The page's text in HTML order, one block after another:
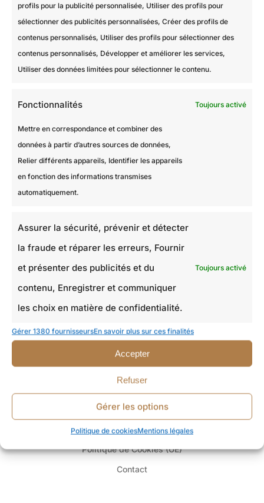
profils pour la publicité personnalisée, Utiliser des profils pour
sélectionner des publicités personnalisées, Créer des profils de
contenus personnalisés, Utiliser des profils pour sélectionner des
contenus personnalisés, Développer et améliorer les services,
Utiliser des données limitées pour sélectionner le contenu.
Fonctionnalités Toujours activé
Mettre en correspondance et combiner des
données à partir d’autres sources de données,
Relier différents appareils, Identifier les appareils
en fonction des informations transmises
automatiquement.
Assurer la sécurité, prévenir et détecter
la fraude et réparer les erreurs, Fournir
et présenter des publicités et du
contenu, Enregistrer et communiquer
les choix en matière de confidentialité.
Toujours activé
Gérer 1380 fournisseursEn savoir plus sur ces finalités
Accepter
Refuser
Gérer les options
Politique de cookiesMentions légales
PLAN DU SITE
Accueil
À propos
CONTACT
+33 6 50 50 45 87
entreprise.hulot@gmail.com
AIDES
Mentions légales et Politique de confidentialité
Politique de Cookies (UE)
Contact